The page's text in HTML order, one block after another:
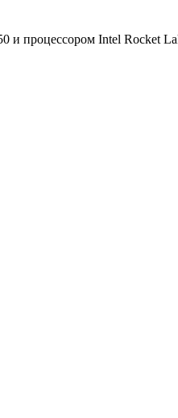
и процессором Intel Rocket